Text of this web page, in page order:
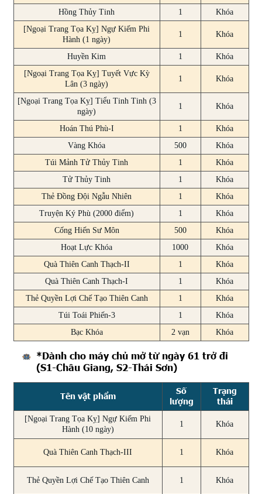
Hồng Thủy Tinh 1
Khóa
[Ngoại Trang Tọa Kỵ] Ngự Kiếm Phi
Hành (1 ngày)
1 Khóa
Huyền Kim 1
Khóa
[Ngoại Trang Tọa Kỵ] Tuyết Vực Kỳ
Lân (3 ngày)
1 Khóa
[Ngoại Trang Tọa Kỵ] Tiểu Tinh Tinh (3
ngày)
1 Khóa
Hoán Thú Phù-I 1
Khóa
Vàng Khóa
500
Khóa
Túi Mảnh Tử Thủy Tinh
1
Khóa
Tử Thủy Tinh
1
Khóa
Thẻ Đồng Đội Ngẫu Nhiên
1
Khóa
Truyện Ký Phù (2000 điểm)
1
Khóa
Cống Hiến Sư Môn
500
Khóa
Hoạt Lực Khóa
1000
Khóa
Quà Thiên Canh Thạch-II
1
Khóa
Quà Thiên Canh Thạch-I
1
Khóa
Thẻ Quyền Lợi Chế Tạo Thiên Canh
1
Khóa
Túi Toái Phiến-3
1
Khóa
Bạc Khóa
2 vạn Khóa
*Dành cho máy chủ mở từ ngày 61 trở đi
(S1-Châu Giang, S2-Thái Sơn)
Tên vật phẩm
Số
lượng
Trạng
thái
[Ngoại Trang Tọa Kỵ] Ngự Kiếm Phi
Hành (10 ngày)
1 Khóa
Quà Thiên Canh Thạch-III 1 Khóa
Thẻ Quyền Lợi Chế Tạo Thiên Canh 1 Khóa